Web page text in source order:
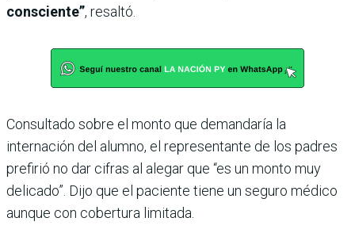
consciente”, resaltó.
Consultado sobre el monto que demandaría la
internación del alumno, el representante de los padres
prefirió no dar cifras al alegar que “es un monto muy
delicado”. Dijo que el paciente tiene un seguro médico
aunque con cobertura limitada.